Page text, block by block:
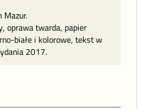
Mazur.
oprawa twarda, papier
białe i kolorowe, tekst w
2017.